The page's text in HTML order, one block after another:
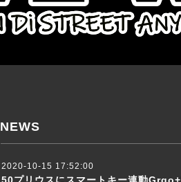
NEWS
2020-10-15 17:52:00